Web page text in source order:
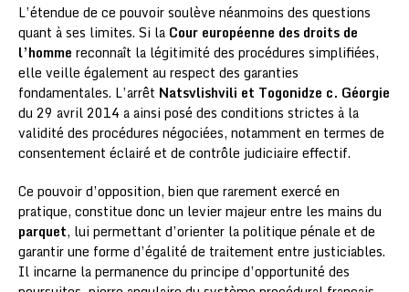
L’étendue de ce pouvoir soulève néanmoins des questions
quant à ses limites. Si la Cour européenne des droits de
l’homme reconnaît la légitimité des procédures simplifiées,
elle veille également au respect des garanties
fondamentales. L’arrêt Natsvlishvili et Togonidze c. Géorgie
du 29 avril 2014 a ainsi posé des conditions strictes à la
validité des procédures négociées, notamment en termes de
consentement éclairé et de contrôle judiciaire effectif.
Ce pouvoir d’opposition, bien que rarement exercé en
pratique, constitue donc un levier majeur entre les mains du
parquet, lui permettant d’orienter la politique pénale et de
garantir une forme d’égalité de traitement entre justiciables.
Il incarne la permanence du principe d’opportunité des